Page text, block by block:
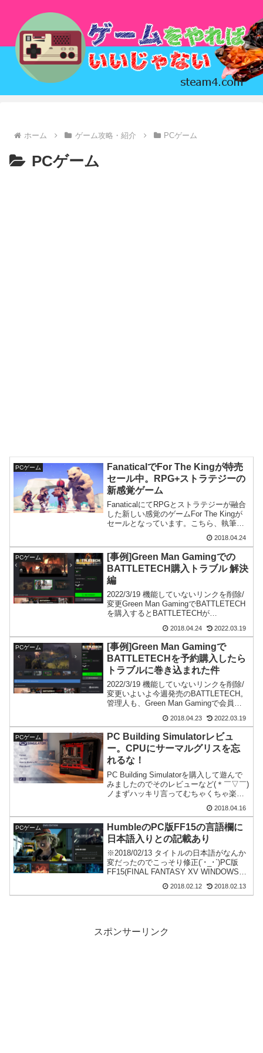
ホーム ゲーム攻略・紹介 PCゲーム
PCゲーム
PCゲーム
FanaticalでFor The Kingが特売
セール中。RPG+ストラテジーの
新感覚ゲーム
FanaticalにてRPGとストラテジーが融合
した新しい感覚のゲームFor The Kingが
セールとなっています。こちら、執筆時
点でSteamでも早期アクセス抜けという
事で5月4日まで20%OFFセール中です
が、場合によってはFanat...
2018.04.24
PCゲーム
[事例]Green Man Gamingでの
BATTLETECH購入トラブル 解決
編
2022/3/19 機能していないリンクを削除/
変更Green Man GamingでBATTLETECH
を購入するとBATTLETECHが
いてくるというキャンペーン。管理人も
(ﾟ∀...
2018.04.24 2022.03.19
PCゲーム
[事例]Green Man Gamingで
BATTLETECHを予約購入したら
トラブルに巻き込まれた件
2022/3/19 機能していないリンクを削除/
変更いよいよ今週発売のBATTLETECH。
管理人も、Green Man Gamingで会員は
いてくるというキャンペーンがあったの
でそ...
2018.04.23 2022.03.19
PCゲーム
PC Building Simulatorレビュ
ー。CPUにサーマルグリスを忘
れるな！
PC Building Simulatorを購入して遊んで
みましたのでそのレビューなど(＊￣▽￣)
ノまずハッキリ言ってむちゃくちゃ楽し
ハマると思います。購入は執筆時点で
Green Man Gamingに...
2018.04.16
PCゲーム
HumbleのPC版FF15の言語欄に
日本語入りとの記載あり
※2018/02/13 タイトルの日本語がなんか
変だったのでこっそり修正(´･_･`)PC版
FF15(FINAL FANTASY XV WINDOWS
トでも出始めているようです。Humble
2018.02.12 2018.02.13
スポンサーリンク